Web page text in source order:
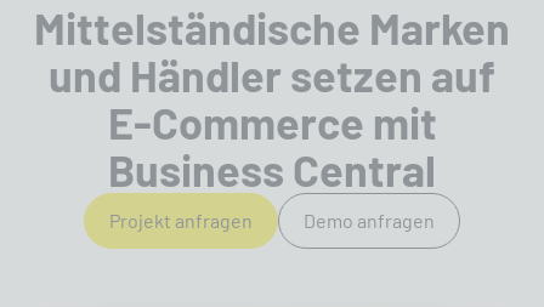
Mittelständische Marken
und Händler setzen auf
E-Commerce mit
Business Central
Projekt anfragen Demo anfragen